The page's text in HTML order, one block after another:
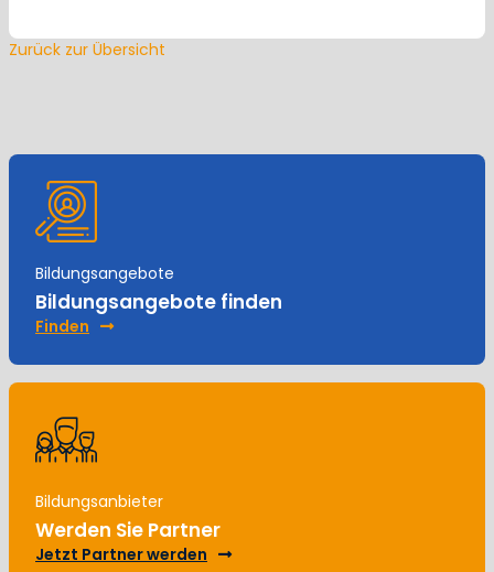
Zurück zur Übersicht
Bildungsangebote
Bildungsangebote finden
Finden
Bildungsanbieter
Werden Sie Partner
Jetzt Partner werden